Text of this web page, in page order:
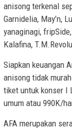
anisong terkenal
Garnidelia, May’n,
yanaginagi,
Kalafina,
Siapkan keuangan
anisong tidak
tiket untuk konser I
umum atau 990K/
AFA merupakan